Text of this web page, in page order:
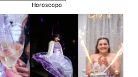
Horoscopo